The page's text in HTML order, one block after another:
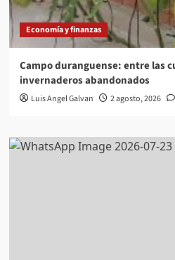
Economía y finanzas
Campo duranguense: entre las
invernaderos abandonados
Luis Angel Galvan 2 agosto, 2026